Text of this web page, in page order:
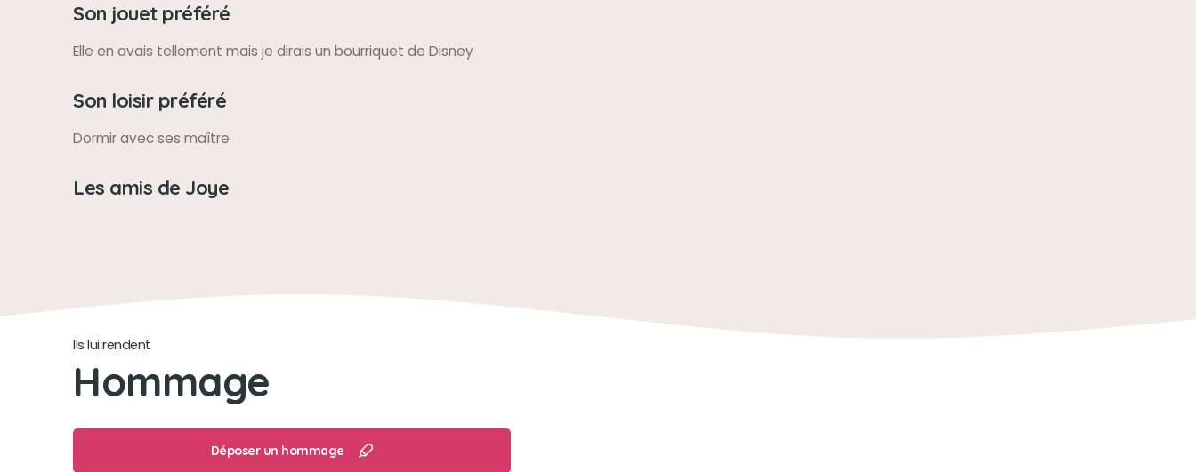
Son jouet préféré
Elle en avais tellement mais je dirais un bourriquet de Disney
Son loisir préféré
Dormir avec ses maître
Les amis de Joye
Ils lui rendent
Hommage
Déposer un hommage